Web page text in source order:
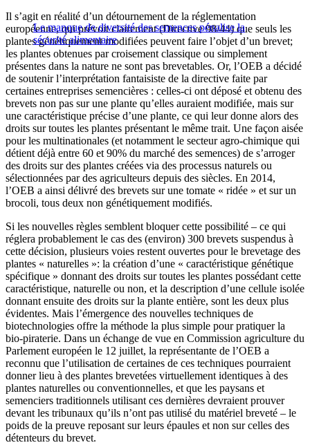
Le manque de diversité des semences pénalise la
sécurité alimentaire
Il s’agit en réalité d’un détournement de la réglementation
européenne, qui prévoit clairement (Directive 98/44) que seuls les
plantes génétiquement modifiées peuvent faire l’objet d’un brevet;
les plantes obtenues par croisement classique ou simplement
présentes dans la nature ne sont pas brevetables. Or, l’OEB a décidé
de soutenir l’interprétation fantaisiste de la directive faite par
certaines entreprises semencières : celles-ci ont déposé et obtenu des
brevets non pas sur une plante qu’elles auraient modifiée, mais sur
une caractéristique précise d’une plante, ce qui leur donne alors des
droits sur toutes les plantes présentant le même trait. Une façon aisée
pour les multinationales (et notamment le secteur agro-chimique qui
détient déjà entre 60 et 90% du marché des semences) de s’arroger
des droits sur des plantes créées via des processus naturels ou
sélectionnées par des agriculteurs depuis des siècles. En 2014,
l’OEB a ainsi délivré des brevets sur une tomate « ridée » et sur un
brocoli, tous deux non génétiquement modifiés.
Si les nouvelles règles semblent bloquer cette possibilité – ce qui
réglera probablement le cas des (environ) 300 brevets suspendus à
cette décision, plusieurs voies restent ouvertes pour le brevetage des
plantes « naturelles »: la création d’une « caractéristique génétique
spécifique » donnant des droits sur toutes les plantes possédant cette
caractéristique, naturelle ou non, et la description d’une cellule isolée
donnant ensuite des droits sur la plante entière, sont les deux plus
évidentes. Mais l’émergence des nouvelles techniques de
biotechnologies offre la méthode la plus simple pour pratiquer la
bio-piraterie. Dans un échange de vue en Commission agriculture du
Parlement européen le 12 juillet, la représentante de l’OEB a
reconnu que l’utilisation de certaines de ces techniques pourraient
donner lieu à des plantes brevetées virtuellement identiques à des
plantes naturelles ou conventionnelles, et que les paysans et
semenciers traditionnels utilisant ces dernières devraient prouver
devant les tribunaux qu’ils n’ont pas utilisé du matériel breveté – le
poids de la preuve reposant sur leurs épaules et non sur celles des
détenteurs du brevet.